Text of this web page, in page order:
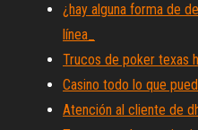
¿hay alguna forma de
línea_
Trucos de poker texas
Casino todo lo que
Atención al cliente de